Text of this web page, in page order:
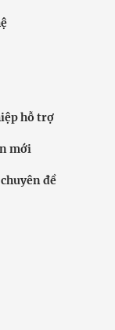
hỗ trợ
mới
đề